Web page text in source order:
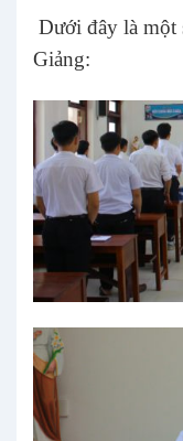
Dưới đây là một
Giảng: